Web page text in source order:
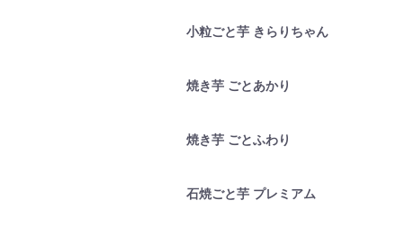
小粒ごと芋 きらりちゃん
焼き芋 ごとあかり
焼き芋 ごとふわり
石焼ごと芋 プレミアム